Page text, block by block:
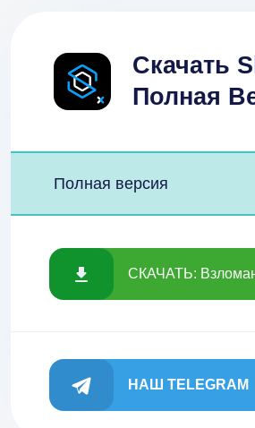
Скачать
Полная
Полная версия
СКАЧАТЬ:
НАШ TELEGRAM